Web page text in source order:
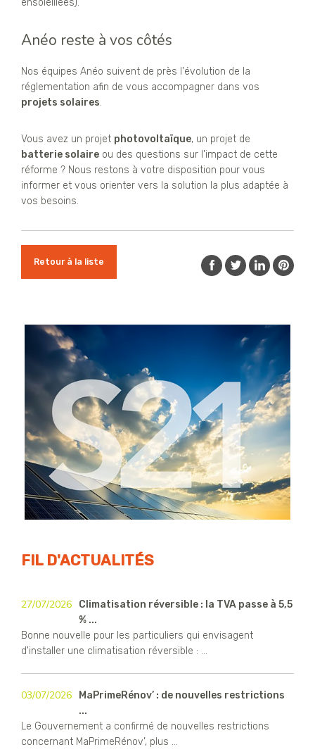
ensoleillées).
Anéo reste à vos côtés
Nos équipes Anéo suivent de près l'évolution de la
réglementation afin de vous accompagner dans vos
projets solaires.
Vous avez un projet photovoltaïque, un projet de
batterie solaire ou des questions sur l'impact de cette
réforme ? Nous restons à votre disposition pour vous
informer et vous orienter vers la solution la plus adaptée à
vos besoins.
Retour à la liste
FIL D'ACTUALITÉS
27/07/2026
Climatisation réversible : la TVA passe à 5,5
% ...
Bonne nouvelle pour les particuliers qui envisagent
d'installer une climatisation réversible : ...
03/07/2026
MaPrimeRénov’ : de nouvelles restrictions
...
Le Gouvernement a confirmé de nouvelles restrictions
concernant MaPrimeRénov’, plus ...